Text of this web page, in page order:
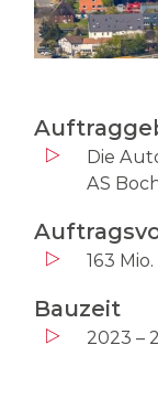
Die
AS
163
Bauzeit
2023 –